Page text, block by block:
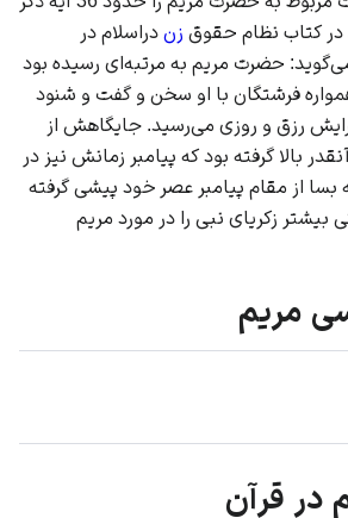
در کتاب نظام حقوق زن دراسلام در
حضرت مریم به مرتبه‌ای رسیده بود
فرشتگان با او سخن و گفت و شنود
برایش رزق و روزی می‌رسید. جایگاهش از
بالا گرفته بود که پیامبر زمانش نیز در
بسا از مقام پیامبر عصر خود پیشی گرفته
بیشتر زکریای نبی را در مورد مریم
مریم
در قرآن